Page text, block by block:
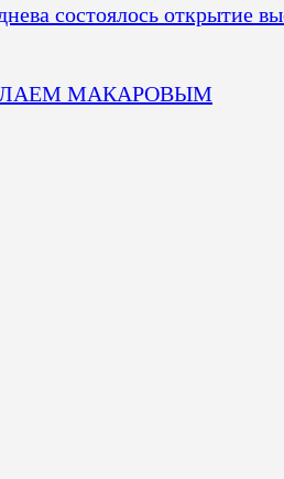
состоялось открытие
МАКАРОВЫМ